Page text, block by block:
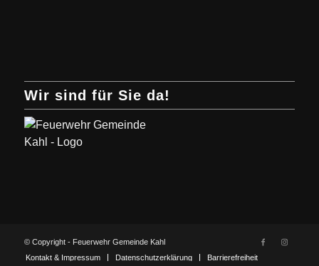
Wir sind für Sie da!
© Copyright - Feuerwehr Gemeinde Kahl
Kontakt & Impressum
Datenschutzerklärung Barrierefreiheit